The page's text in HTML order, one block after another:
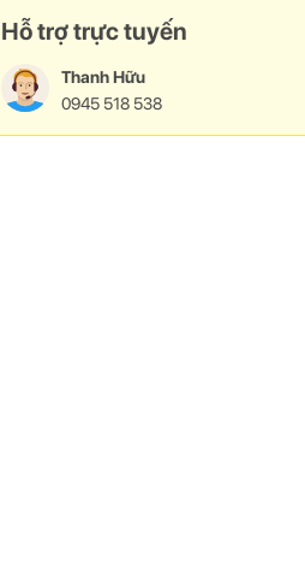
Hỗ trợ trực tuyến
Thanh Hữu
0945 518 538